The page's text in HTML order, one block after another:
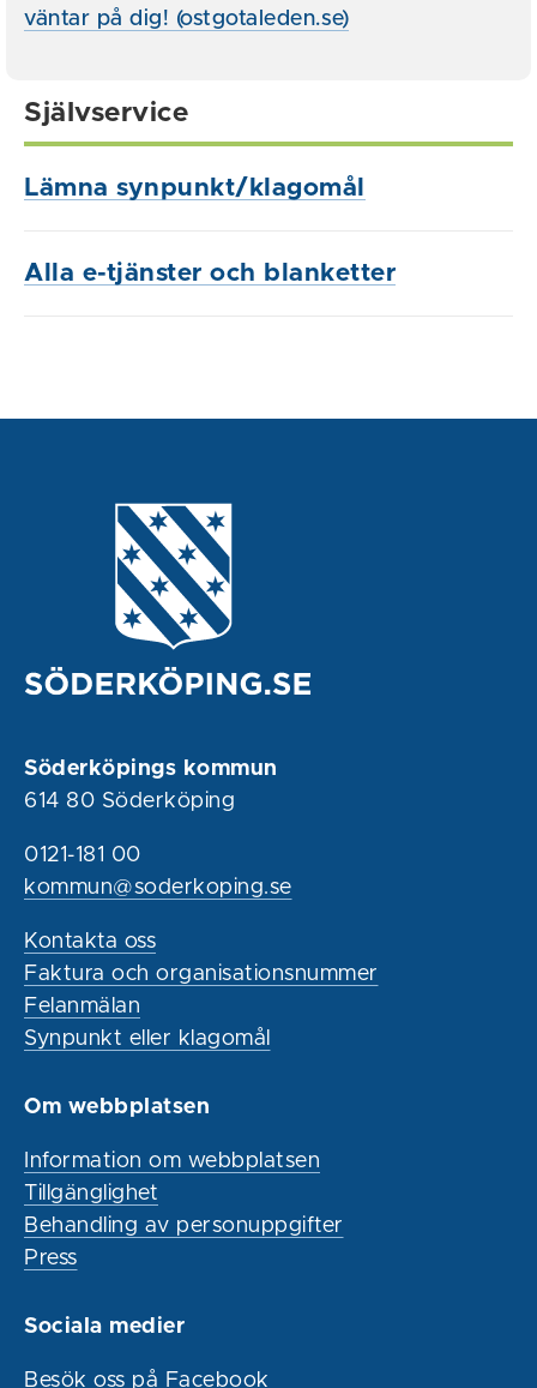
väntar på dig! (ostgotaleden.se)
Självservice
Lämna synpunkt/klagomål
Alla e-tjänster och blanketter
Söderköpings kommun
614 80 Söderköping
0121-181 00
kommun@soderkoping.se
Kontakta oss
Faktura och organisationsnummer
Felanmälan
Synpunkt eller klagomål
Om webbplatsen
Information om webbplatsen
Tillgänglighet
Behandling av personuppgifter
Press
Sociala medier
Besök oss på Facebook